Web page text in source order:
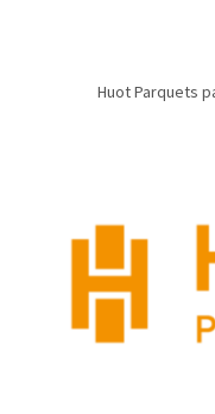
Huot Parquets